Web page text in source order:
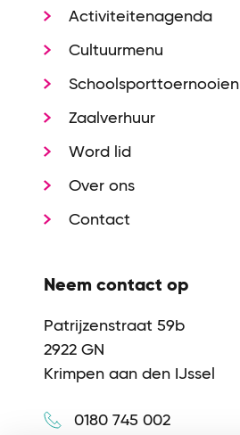
Activiteitenagenda
Cultuurmenu
Schoolsporttoernooien
Zaalverhuur
Word lid
Over ons
Contact
Neem contact op
Patrijzenstraat 59b
2922 GN
Krimpen aan den IJssel
0180 745 002